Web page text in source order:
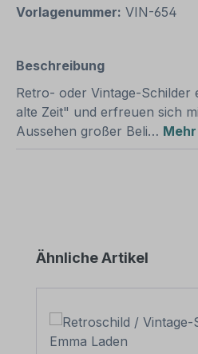
Vorlagenummer: VIN-654
Beschreibung
Retro- oder Vintage-Schilder
alte Zeit" und erfreuen sich
Aussehen großer Beli… Mehr
Produktgalerie
Ähnliche Artikel